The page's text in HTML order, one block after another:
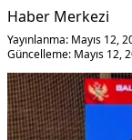
Haber Merkezi
Yayınlanma: Mayıs 12,
Güncelleme: Mayıs 12,